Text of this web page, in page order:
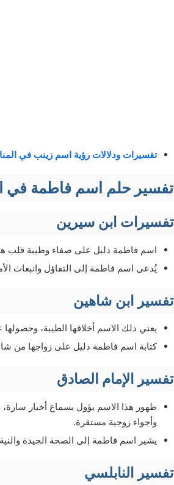
تفسيرات ودلالات رؤية اسم زينب في
تفسير حلم اسم فاطمة في
تفسيرات ابن سيرين
اسم فاطمة دليل على صفاء وطيبة قلب هذه
يُدعى اسم فاطمة إلى التفاؤل وانبعاث
تفسير ابن شاهين
يعني ذلك الاسم أخلاقها الطيبة،
كتابة اسم فاطمة دليل على زواجها من
تفسير الإمام الصادق
ظهور هذا الاسم يؤول بسماع أخبار
وأجواء زوجية مستقرة.
يشير اسم فاطمة إلى الصحة الجيدة والنية
تفسير النابلسي